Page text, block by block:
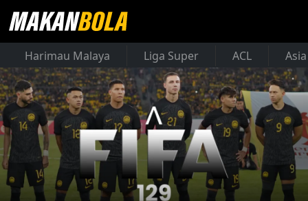
Harimau Malaya Liga Super ACL